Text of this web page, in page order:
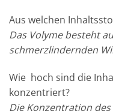
Aus welchen
Das Volyme besteht
schmerzlindernden
Wie hoch sind die
konzentriert?
Die Konzentration